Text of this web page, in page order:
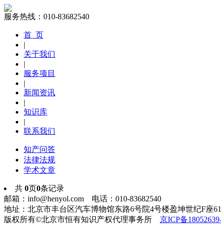
服务热线：010-83682540
首 页
|
关于我们
|
服务项目
|
新闻资讯
|
知识库
|
联系我们
知产问答
法律法规
学术文章
共 0页0条记录
邮箱：info@henyol.com 电话：010-83682540
地址：北京市丰台区汽车博物馆东路6号院4号楼盈坤世纪F座
版权所有©北京市恒有知识产权代理事务所 京ICP备